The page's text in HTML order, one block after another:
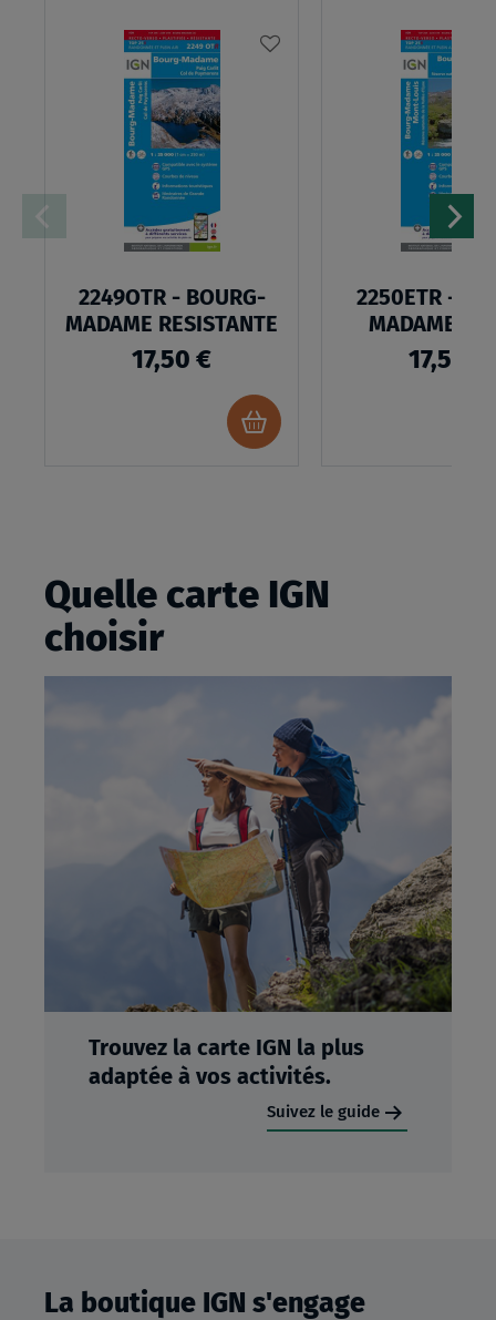
2249OTR - BOURG-
MADAME RESISTANTE
17,50 €
Ajouter
au
2250ETR -
MADAME
LOUIS17,50 €
Quelle carte IGN
choisir
Trouvez la carte IGN la plus
adaptée à vos activités.
Suivez le guide
La boutique IGN s'engage